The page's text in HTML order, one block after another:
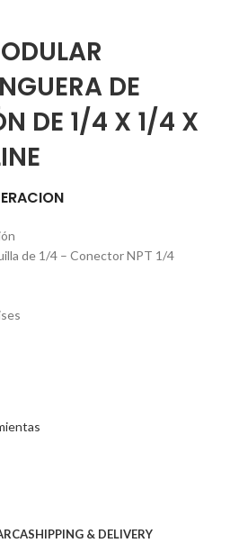
DE
DE 1/4 X 1/4 X
de 1/4 – Conector NPT 1/4
SHIPPING & DELIVERY